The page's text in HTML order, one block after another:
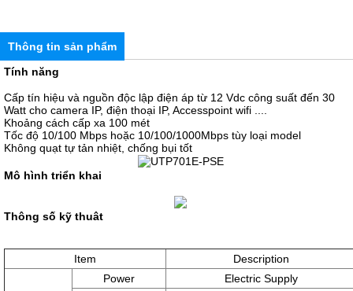
Thông tin sản phẩm
Tính năng
Cấp tín hiệu và nguồn độc lập điện áp từ 12 Vdc công suất đến 30
Watt cho camera IP, điện thoại IP, Accesspoint wifi ....
Khoảng cách cấp xa 100 mét
Tốc độ 10/100 Mbps hoặc 10/100/1000Mbps tùy loại model
Không quạt tự tản nhiệt, chống bụi tốt
Mô hình triển khai
Thông số kỹ thuât
Item Description
Power
Electric Supply